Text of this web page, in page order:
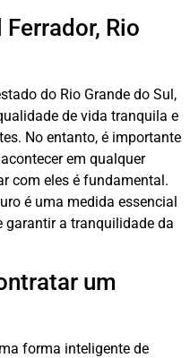
Rio
do Rio Grande do Sul,
de vida tranquila e
No entanto, é importante
em qualquer
com eles é fundamental.
é uma medida essencial
garantir a tranquilidade da
um
forma inteligente de